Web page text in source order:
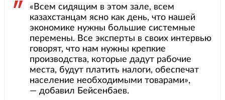
«Всем сидящим в этом зале, всем
казахстанцам ясно как день, что нашей
экономике нужны большие системные
перемены. Все эксперты в своих интервью
говорят, что нам нужны крепкие
производства, которые дадут рабочие
места, будут платить налоги, обеспечат
население необходимыми товарами»,
— добавил Бейсенбаев.